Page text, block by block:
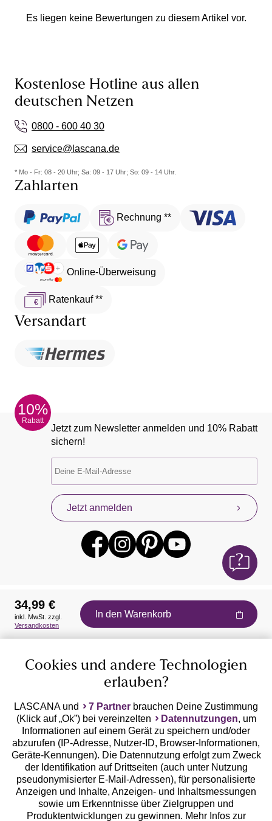
Es liegen keine Bewertungen zu diesem Artikel vor.
Kostenlose Hotline aus allen
deutschen Netzen
0800 - 600 40 30
service@lascana.de
* Mo - Fr: 08 - 20 Uhr; Sa: 09 - 17 Uhr; So: 09 - 14 Uhr.
Zahlarten
Rechnung **
Online-Überweisung
Ratenkauf **
Versandart
10%
Rabatt
Jetzt zum Newsletter anmelden und 10% Rabatt
sichern!
Jetzt anmelden
Auszeichnungen
Geprüfte Sicherheit
Unsere Apps
34,99 €
inkl. MwSt. zzgl.
Versandkosten
In den Warenkorb
Cookies und andere Technologien
erlauben?
LASCANA und 7 Partner brauchen Deine Zustimmung
(Klick auf „Ok”) bei vereinzelten
Datennutzungen, um
Informationen auf einem Gerät zu speichern und/oder
abzurufen (IP-Adresse, Nutzer-ID, Browser-Informationen,
Geräte-Kennungen). Die Datennutzung erfolgt zum Zweck
der Identifikation auf Drittseiten (auch unter Nutzung
pseudonymisierter E-Mail-Adressen), für personalisierte
Anzeigen und Inhalte, Anzeigen- und Inhaltsmessungen
sowie um Erkenntnisse über Zielgruppen und
Produktentwicklungen zu gewinnen. Mehr Infos zur